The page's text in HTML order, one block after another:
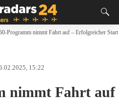
Programm nimmt Fahrt auf – Erfolgreicher Start
15:22
nimmt Fahrt auf